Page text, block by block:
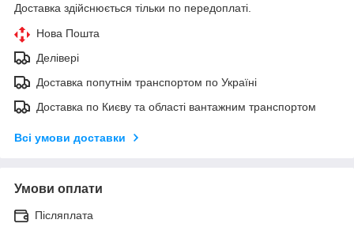
Доставка здійснюється тільки по передоплаті.
Нова Пошта
Делівері
Доставка попутнім транспортом по Україні
Доставка по Києву та області вантажним транспортом
Всі умови доставки
Умови оплати
Післяплата